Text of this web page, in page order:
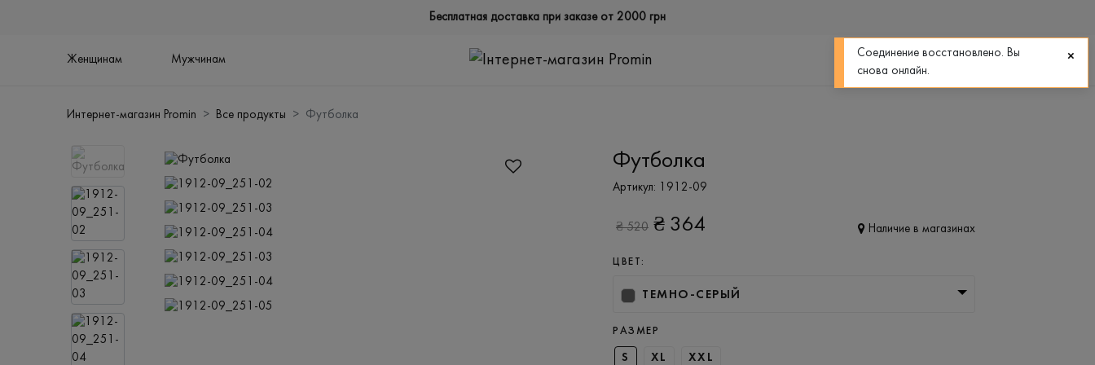
Бесплатная доставка при заказе от 2000 грн
Женщинам Мужчинам
0
Интернет-магазин Promin Все продукты Футболка
Футболка
Артикул: 1912-09
₴520 ₴ 364 Наличие в магазинах
ЦВЕТ:
ТЕМНО-СЕРЫЙ
РАЗМЕР
S XL XXL
Соединение восстановлено. Вы
снова онлайн.